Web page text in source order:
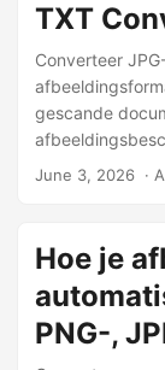
TXT
Converteer
gescande
van Conholdate.
June 3, 2026 ·
Hoe je
PNG-,